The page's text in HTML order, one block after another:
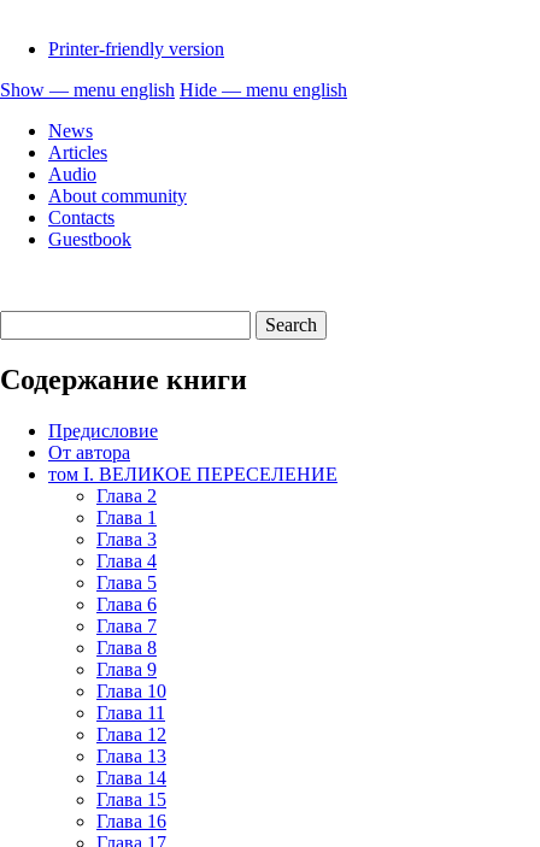
Printer-friendly version
menu
english
Show — menu english Hide — menu english
News
Articles
Audio
About community
Contacts
Guestbook
Содержание книги
Предисловие
От автора
том I. ВЕЛИКОЕ ПЕРЕСЕЛЕНИЕ
Глава 2
Глава 1
Глава 3
Глава 4
Глава 5
Глава 6
Глава 7
Глава 8
Глава 9
Глава 10
Глава 11
Глава 12
Глава 13
Глава 14
Глава 15
Глава 16
Глава 17